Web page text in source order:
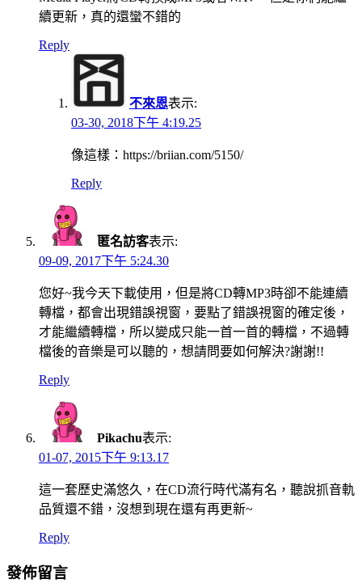
續更新，真的還蠻不錯的
Reply
不來恩表示:
03-30, 2018下午 4:19.25
像這樣：https://briian.com/5150/
Reply
匿名訪客表示:
09-09, 2017下午 5:24.30
您好~我今天下載使用，但是將CD轉MP3時卻不能連續
轉檔，都會出現錯誤視窗，要點了錯誤視窗的確定後，
才能繼續轉檔，所以變成只能一首一首的轉檔，不過轉
檔後的音樂是可以聽的，想請問要如何解決?謝謝!!
Reply
Pikachu表示:
01-07, 2015下午 9:13.17
這一套歷史滿悠久，在CD流行時代滿有名，聽說抓音軌
品質還不錯，沒想到現在還有再更新~
Reply
發佈留言